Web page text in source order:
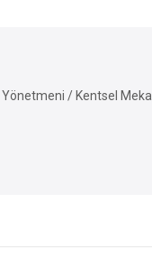
Yönetmeni / Kentsel